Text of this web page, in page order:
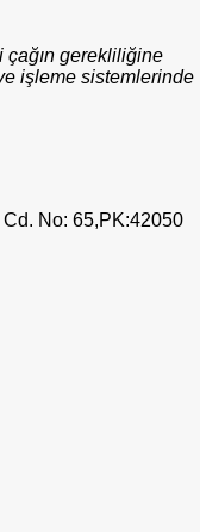
çağın gerekliliğine
işleme sistemlerinde
No: 65,PK:42050